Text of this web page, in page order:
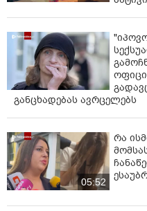
განცხადებას ავრცელებს
05:52
რა